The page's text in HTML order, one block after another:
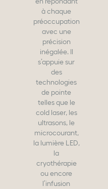
à chaque
préoccupation
avec une
précision
inégalée. Il
s’appuie sur
des
technologies
de pointe
telles que le
cold laser, les
ultrasons, le
microcourant,
la lumière LED,
la
cryothérapie
ou encore
l’infusion